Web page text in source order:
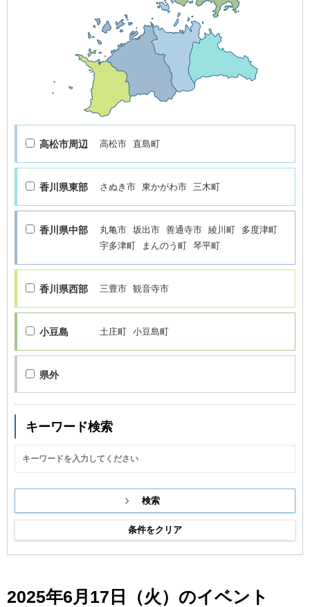
高松市周辺 高松市 直島町
香川県東部 さぬき市 東かがわ市 三木町
香川県中部 丸亀市 坂出市 善通寺市 綾川町
多度津町
宇多津町
まんのう町 琴平町
香川県西部 三豊市 観音寺市
小豆島 土庄町 小豆島町
県外
キーワード検索
条件をクリア
2025年6月17日（火）のイベント